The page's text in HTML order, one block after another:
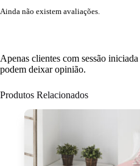
Ainda não existem avaliações.
Apenas clientes com sessão
podem deixar opinião.
Produtos Relacionados